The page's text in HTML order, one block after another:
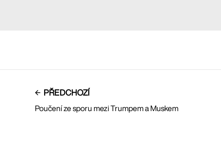
PŘEDCHOZÍ
Poučení ze sporu mezi Trumpem a Muskem